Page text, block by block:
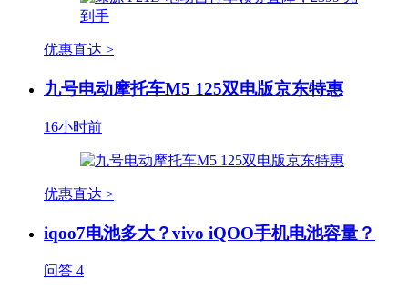
优惠直达 >
九号电动摩托车M5 125双电版京东特惠
16小时前
优惠直达 >
iqoo7电池多大？vivo iQOO手机电池容量？
问答 4